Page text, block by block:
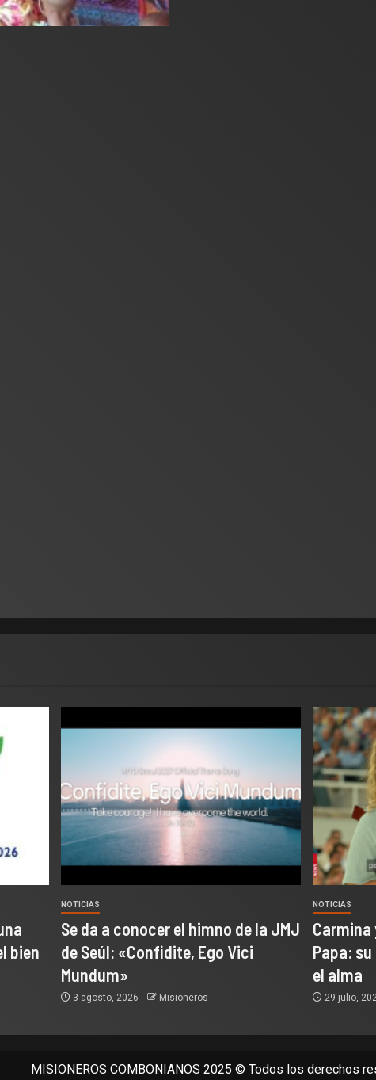
bien
NOTICIAS
Se da a conocer el himno de la JMJ
de Seúl: «Confidite, Ego Vici
Mundum»
3 agosto, 2026 Misioneros
NOTICIAS
Papa:
el alma
29 julio,
MISIONEROS COMBONIANOS 2025 © Todos los derechos